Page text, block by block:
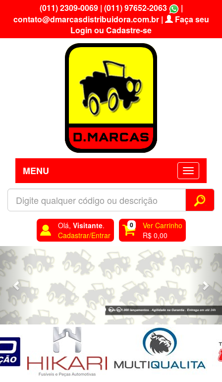
(011) 2309-0069| (011) 97652-2063
|
contato@dmarcasdistribuidora.com.br|
Faça seu
Login ou Cadastre-se
MENU
Olá, Visitante.
Cadastrar/Entrar
0
Ver Carrinho
R$ 0,00
Previous